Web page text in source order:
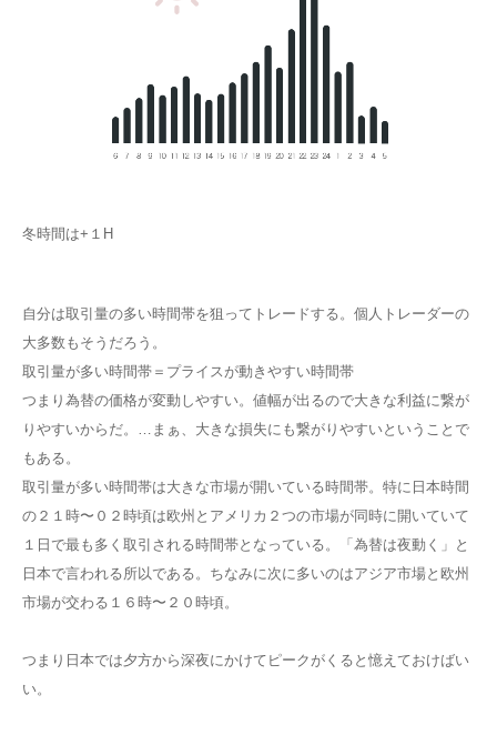
冬時間は+１H
自分は取引量の多い時間帯を狙ってトレードする。個人トレーダーの
大多数もそうだろう。
取引量が多い時間帯＝プライスが動きやすい時間帯
つまり為替の価格が変動しやすい。値幅が出るので大きな利益に繋が
りやすいからだ。…まぁ、大きな損失にも繋がりやすいということで
もある。
取引量が多い時間帯は大きな市場が開いている時間帯。特に日本時間
の２１時〜０２時頃は欧州とアメリカ２つの市場が同時に開いていて
１日で最も多く取引される時間帯となっている。「為替は夜動く」と
日本で言われる所以である。ちなみに次に多いのはアジア市場と欧州
市場が交わる１６時〜２０時頃。
つまり日本では夕方から深夜にかけてピークがくると憶えておけばい
い。